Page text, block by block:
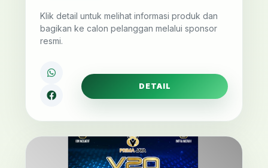
Klik detail untuk melihat informasi produk dan
bagikan ke calon pelanggan melalui sponsor
resmi.
DETAIL